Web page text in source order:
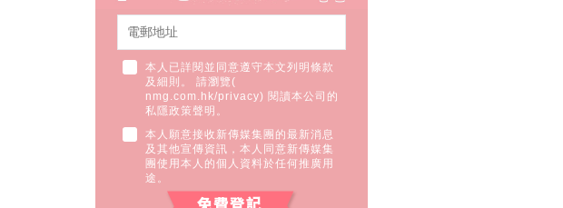
本人已詳閱並同意遵守本文列明條款
及細則。 請瀏覽(
nmg.com.hk/privacy) 閱讀本公司的
私隱政策聲明。
本人願意接收新傳媒集團的最新消息
及其他宣傳資訊，本人同意新傳媒集
團使用本人的個人資料於任何推廣用
途。